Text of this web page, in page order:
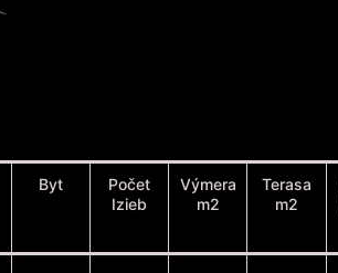
Byt
Počet
Izieb
Výmera
m2
Terasa
m2